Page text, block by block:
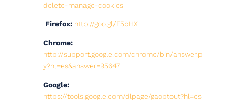
delete-manage-cookies
Firefox: http://goo.gl/F5pHX
Chrome:
http://support.google.com/chrome/bin/answer.p
y?hl=es&answer=95647
Google:
https://tools.google.com/dlpage/gaoptout?hl=es